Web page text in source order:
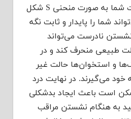
می‌دانید ستون فقرات شما به صورت منحنی S شکل
شما را پایدار و ثابت نگه
نادرست می‌تواند
طبیعی منحرف کند و در
و استخوان‌ها حالت غیر
خود می‌گیرند. در نهایت درد
است باعث ایجاد بدشکلی
به هنگام نشستن مراقب